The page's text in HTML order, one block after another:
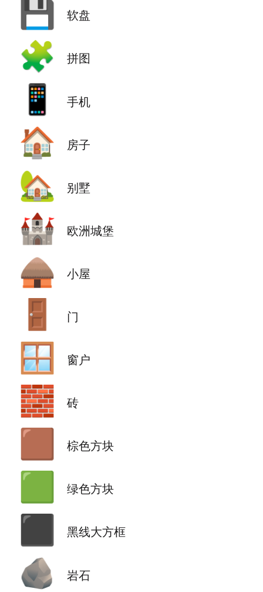
💾 软盘
🧩 拼图
📱 手机
🏠 房子
🏡 别墅
🏰 欧洲城堡
🛖 小屋
🚪 门
🪟 窗户
🧱 砖
🟫 棕色方块
🟩 绿色方块
⬛ 黑线大方框
🪨 岩石